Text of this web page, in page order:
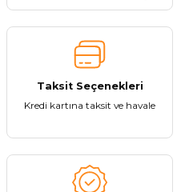
Taksit Seçenekleri
Kredi kartına taksit ve havale